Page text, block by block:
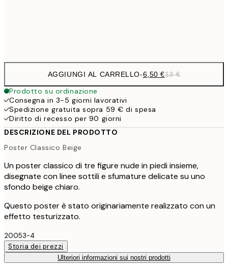
AGGIUNGI AL CARRELLO-6,50 €13 €
Prodotto su ordinazione
Consegna in 3-5 giorni lavorativi
Spedizione gratuita sopra 59 € di spesa
Diritto di recesso per 90 giorni
DESCRIZIONE DEL PRODOTTO
Poster Classico Beige
Un poster classico di tre figure nude in piedi insieme,
disegnate con linee sottili e sfumature delicate su uno
sfondo beige chiaro.
Questo poster è stato originariamente realizzato con un
effetto testurizzato.
20053-4
Storia dei prezzi
Ulteriori informazioni sui nostri prodotti